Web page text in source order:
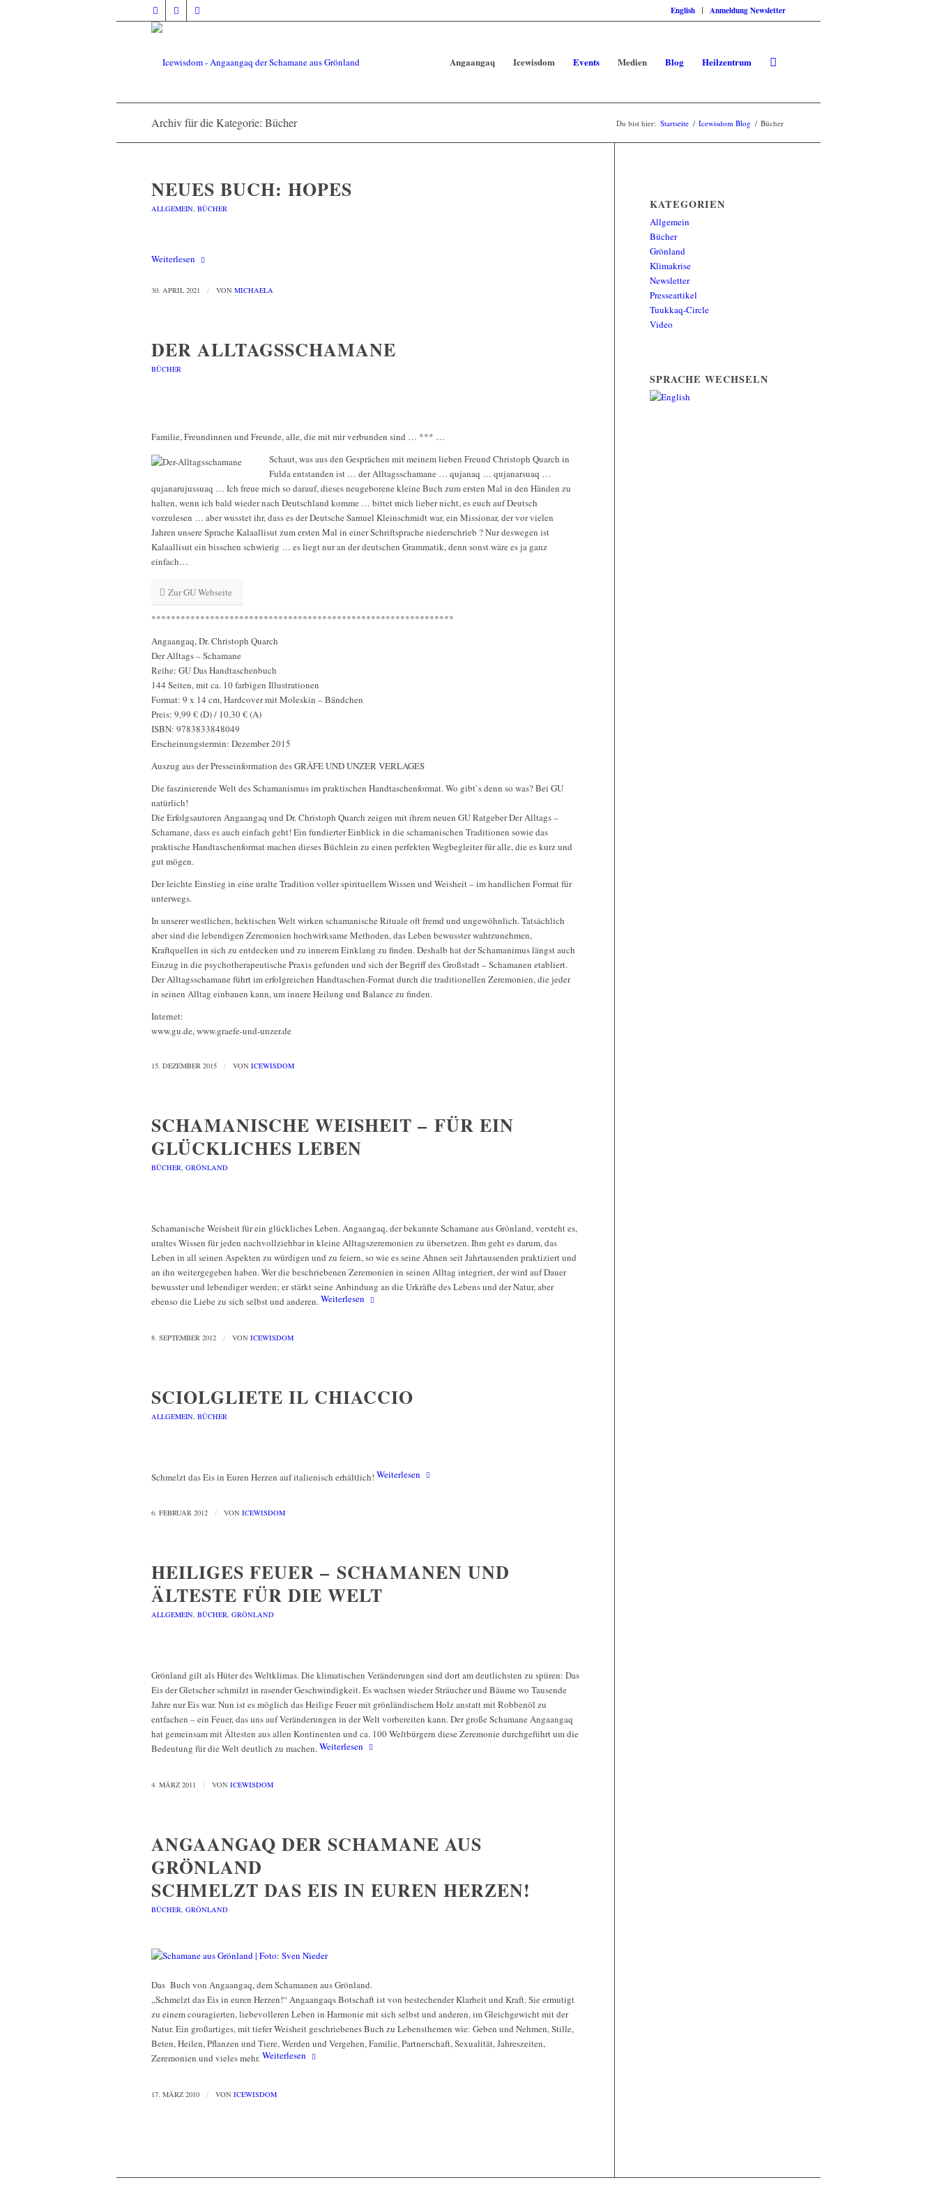
English Anmeldung Newsletter
Angaangaq Icewisdom Events Medien Blog Heilzentrum
Archiv für die Kategorie: Bücher Du bist hier: Startseite / Icewisdom Blog / Bücher
NEUES BUCH: HOPES
ALLGEMEIN, BÜCHER
Weiterlesen
30. APRIL 2021 / VON MICHAELA
DER ALLTAGSSCHAMANE
BÜCHER
Familie, Freundinnen und Freunde, alle, die mit mir verbunden sind … *** …
Schaut, was aus den Gesprächen mit meinem lieben Freund Christoph Quarch in
Fulda entstanden ist … der Alltagsschamane … qujanaq … qujanarsuaq …
qujanarujussuaq … Ich freue mich so darauf, dieses neugeborene kleine Buch zum ersten Mal in den Händen zu
halten, wenn ich bald wieder nach Deutschland komme … bittet mich lieber nicht, es euch auf Deutsch
vorzulesen … aber wusstet ihr, dass es der Deutsche Samuel Kleinschmidt war, ein Missionar, der vor vielen
Jahren unsere Sprache Kalaallisut zum ersten Mal in einer Schriftsprache niederschrieb ? Nur deswegen ist
Kalaallisut ein bisschen schwierig … es liegt nur an der deutschen Grammatik, denn sonst wäre es ja ganz
einfach…
Zur GU Webseite
**************************************************************
Angaangaq, Dr. Christoph Quarch
Der Alltags – Schamane
Reihe: GU Das Handtaschenbuch
144 Seiten, mit ca. 10 farbigen Illustrationen
Format: 9 x 14 cm, Hardcover mit Moleskin – Bändchen
Preis: 9,99 € (D) / 10,30 € (A)
ISBN: 9783833848049
Erscheinungstermin: Dezember 2015
Auszug aus der Presseinformation des GRÄFE UND UNZER VERLAGES
Die faszinierende Welt des Schamanismus im praktischen Handtaschenformat. Wo gibt`s denn so was? Bei GU
natürlich!
Die Erfolgsautoren Angaangaq und Dr. Christoph Quarch zeigen mit ihrem neuen GU Ratgeber Der Alltags –
Schamane, dass es auch einfach geht! Ein fundierter Einblick in die schamanischen Traditionen sowie das
praktische Handtaschenformat machen dieses Büchlein zu einen perfekten Wegbegleiter für alle, die es kurz und
gut mögen.
Der leichte Einstieg in eine uralte Tradition voller spirituellem Wissen und Weisheit – im handlichen Format für
unterwegs.
In unserer westlichen, hektischen Welt wirken schamanische Rituale oft fremd und ungewöhnlich. Tatsächlich
aber sind die lebendigen Zeremonien hochwirksame Methoden, das Leben bewusster wahrzunehmen,
Kraftquellen in sich zu entdecken und zu innerem Einklang zu finden. Deshalb hat der Schamanimus längst auch
Einzug in die psychotherapeutische Praxis gefunden und sich der Begriff des Großstadt – Schamanen etabliert.
Der Alltagsschamane führt im erfolgreichen Handtaschen-Format durch die traditionellen Zeremonien, die jeder
in seinen Alltag einbauen kann, um innere Heilung und Balance zu finden.
Internet:
www.gu.de, www.graefe-und-unzer.de
15. DEZEMBER 2015 / VON ICEWISDOM
SCHAMANISCHE WEISHEIT – FÜR EIN
GLÜCKLICHES LEBEN
BÜCHER, GRÖNLAND
Schamanische Weisheit für ein glückliches Leben. Angaangaq, der bekannte Schamane aus Grönland, versteht es,
uraltes Wissen für jeden nachvollziehbar in kleine Alltagszeremonien zu übersetzen. Ihm geht es darum, das
Leben in all seinen Aspekten zu würdigen und zu feiern, so wie es seine Ahnen seit Jahrtausenden praktiziert und
an ihn weitergegeben haben. Wer die beschriebenen Zeremonien in seinen Alltag integriert, der wird auf Dauer
bewusster und lebendiger werden; er stärkt seine Anbindung an die Urkräfte des Lebens und der Natur, aber
ebenso die Liebe zu sich selbst und anderen.Weiterlesen
8. SEPTEMBER 2012 / VON ICEWISDOM
SCIOLGLIETE IL CHIACCIO
ALLGEMEIN BÜCHER
Schmelzt das Eis in Euren Herzen auf italienisch erhältlich! Weiterlesen
6. FEBRUAR 2012 / VON ICEWISDOM
HEILIGES FEUER – SCHAMANEN UND
ÄLTESTE FÜR DIE WELT
ALLGEMEIN, BÜCHER, GRÖNLAND
Grönland gilt als Hüter des Weltklimas. Die klimatischen Veränderungen sind dort am deutlichsten zu spüren: Das
Eis der Gletscher schmilzt in rasender Geschwindigkeit. Es wachsen wieder Sträucher und Bäume wo Tausende
Jahre nur Eis war. Nun ist es möglich das Heilige Feuer mit grönländischem Holz anstatt mit Robbenöl zu
entfachen – ein Feuer, das uns auf Veränderungen in der Welt vorbereiten kann. Der große Schamane Angaangaq
hat gemeinsam mit Ältesten aus allen Kontinenten und ca. 100 Weltbürgern diese Zeremonie durchgeführt um die
Bedeutung für die Welt deutlich zu machen.Weiterlesen
4. MÄRZ 2011 / VON ICEWISDOM
ANGAANGAQ DER SCHAMANE AUS
GRÖNLAND
SCHMELZT DAS EIS IN EUREN HERZEN!
BÜCHER, GRÖNLAND
Das Buch von Angaangaq, dem Schamanen aus Grönland.
„Schmelzt das Eis in euren Herzen!“ Angaangaqs Botschaft ist von bestechender Klarheit und Kraft. Sie ermutigt
zu einem couragierten, liebevolleren Leben in Harmonie mit sich selbst und anderen, im Gleichgewicht mit der
Natur. Ein großartiges, mit tiefer Weisheit geschriebenes Buch zu Lebensthemen wie: Geben und Nehmen, Stille,
Beten, Heilen, Pflanzen und Tiere, Werden und Vergehen, Familie, Partnerschaft, Sexualität, Jahreszeiten,
Zeremonien und vieles mehr.Weiterlesen
17. MÄRZ 2010 / VON ICEWISDOM
KATEGORIEN
Allgemein
Bücher
Grönland
Klimakrise
Newsletter
Presseartikel
Tuukkaq-Circle
Video
SPRACHE WECHSELN